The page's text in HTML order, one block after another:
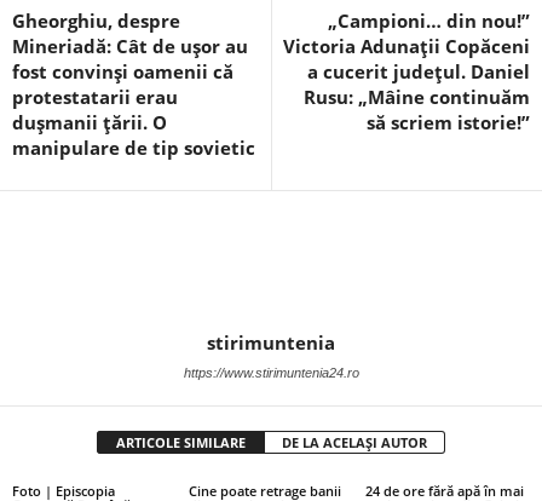
Gheorghiu, despre
Mineriadă: Cât de uşor au
fost convinşi oamenii că
protestatarii erau
duşmanii ţării. O
manipulare de tip sovietic
„Campioni… din nou!”
Victoria Adunații Copăceni
a cucerit județul. Daniel
Rusu: „Mâine continuăm
să scriem istorie!”
stirimuntenia
https://www.stirimuntenia24.ro
ARTICOLE SIMILARE DE LA ACELAȘI AUTOR
Foto | Episcopia
Cine poate retrage banii
24 de ore fără apă în mai